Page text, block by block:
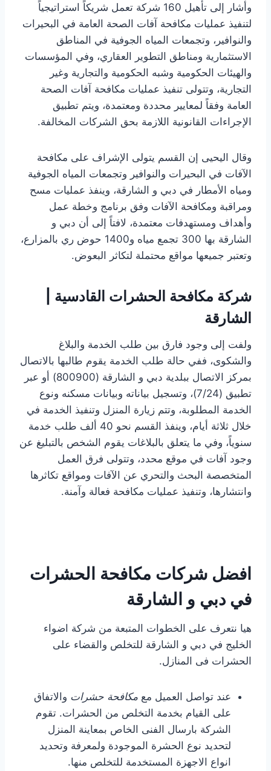
وأشار إلى تأهيل 160 شركة تعمل شريكاً استراتيجياً
لتنفيذ عمليات مكافحة آفات الصحة العامة في البحيرات
والنوافير، وتجمعات المياه الجوفية في المناطق
الاستثمارية ومناطق التطوير العقاري، وفي المؤسسات
والهيئات الحكومية وشبه الحكومية والتجارية وغير
التجارية، وتتولى تنفيذ عمليات مكافحة آفات الصحة
العامة وفقاً لمعايير محددة ومعتمدة، ويتم تطبيق
الإجراءات القانونية اللازمة بحق الشركات المخالفة.
وقال اليحيى إن القسم يتولى الإشراف على مكافحة
الآفات في البحيرات والنوافير وتجمعات المياه الجوفية
ومياه الأمطار في دبي و الشارقة، وينفذ عمليات مسح
ومراقبة ومكافحة الآفات وفق برنامج وخطة عمل
وأهداف ومستهدفات معتمدة، لافتاً إلى أن دبي و
الشارقة بها 300 تجمع مياه و1400 حوض ري بالمزارع،
وتعتبر جميعها مواقع محتملة لتكاثر البعوض.
شركة مكافحة الحشرات القادسية |
الشارقة
ولفت إلى وجود فارق بين طلب الخدمة والبلاغ
والشكوى، ففي حالة طلب الخدمة يقوم طالبها بالاتصال
بمركز الاتصال ببلدية دبي و الشارقة (800900) أو عبر
تطبيق (24/‏‏7)، وتسجيل بياناته وبيانات مسكنه ونوع
الخدمة المطلوبة، وتتم زيارة المنزل وتنفيذ الخدمة في
خلال ثلاثة أيام، وينفذ القسم نحو 40 ألف طلب خدمة
سنوياً، وفي ما يتعلق بالبلاغات يقوم الشخص بالتبليغ عن
وجود آفات في موقع محدد، وتتولى فرق العمل
المتخصصة البحث والتحري عن الآفات ومواقع تكاثرها
وانتشارها، وتنفيذ عمليات مكافحة فعالة وآمنة.
افضل شركات مكافحة الحشرات
في دبي و الشارقة
هيا نتعرف على الخطوات المتبعة من شركة اضواء
الخليج في دبي و الشارقة للتخلص والقضاء على
الحشرات فى المنازل.
عند تواصل العميل مع مكافحة حشرات والاتفاق
على القيام بخدمة التخلص من الحشرات. تقوم
الشركة بارسال الفنى الخاص بمعاينة المنزل
لتحديد نوع الحشرة الموجودة ولمعرفة وتحديد
انواع الاجهزة المستخدمة للتخلص منها.